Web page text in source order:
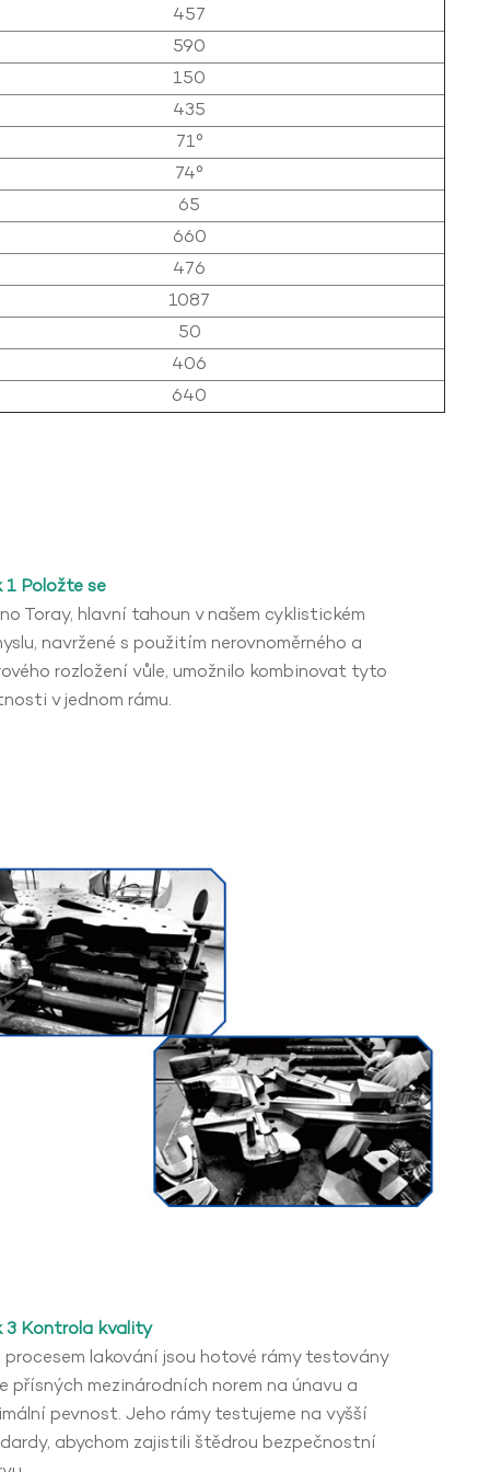
457
590
150
435
71°
74°
65
660
476
1087
50
406
640
1 Položte se
Toray, hlavní tahoun v našem cyklistickém
navržené s použitím nerovnoměrného a
rozložení vůle, umožnilo kombinovat tyto
v jednom rámu.
3 Kontrola kvality
procesem lakování jsou hotové rámy testovány
přísných mezinárodních norem na únavu a
pevnost. Jeho rámy testujeme na vyšší
abychom zajistili štědrou bezpečnostní